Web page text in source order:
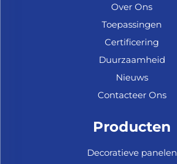
Over Ons
Toepassingen
Certificering
Duurzaamheid
Nieuws
Contacteer Ons
Producten
Decoratieve panelen